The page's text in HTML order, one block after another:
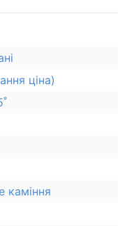
ціна)
каміння